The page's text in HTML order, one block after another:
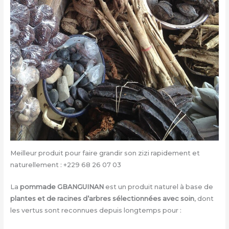
Meilleur produit pour faire grandir son zizi rapidement et
naturellement : +229 68 26 07 03
La pommade GBANGUINANest un produit naturel à base de
plantes et de racines d’arbres sélectionnées avec soin, dont
les vertus sont reconnues depuis longtemps pour :